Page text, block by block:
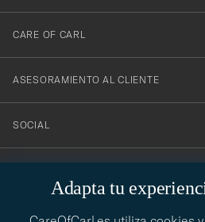
Adapta tu
boletín!
CARE OF CARL
ASESORAMIENTO AL CLIENTE
SOCIAL